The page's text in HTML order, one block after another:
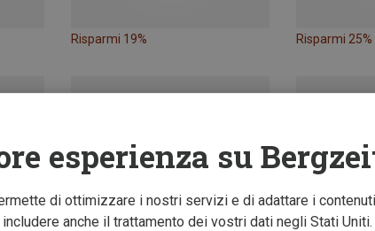
Risparmi 19% Risparmi 25%
esperienza su
di ottimizzare i nostri servizi e di adattare i
anche il trattamento dei vostri dati negli Stati